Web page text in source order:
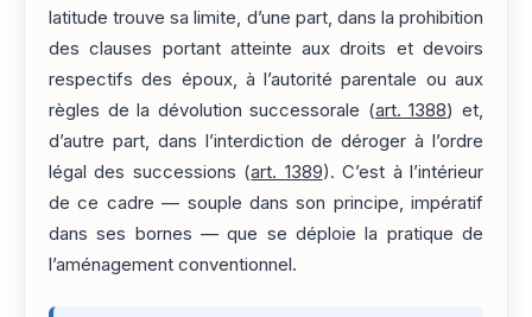
latitude trouve sa limite, d’une part, dans la prohibition
des clauses portant atteinte aux droits et devoirs
respectifs des époux, à l’autorité parentale ou aux
règles de la dévolution successorale (art. 1388) et,
d’autre part, dans l’interdiction de déroger à l’ordre
légal des successions (art. 1389). C’est à l’intérieur
de ce cadre — souple dans son principe, impératif
dans ses bornes — que se déploie la pratique de
l’aménagement conventionnel.